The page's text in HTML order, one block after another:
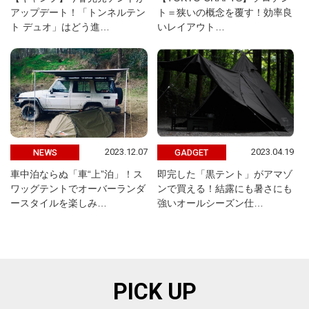
アップデート！「トンネルテン
ト デュオ」はどう進…
ト＝狭いの概念を覆す！効率良
いレイアウト…
NEWS 2023.12.07
車中泊ならぬ「車“上”泊」！ス
ワッグテントでオーバーランダ
ースタイルを楽しみ…
GADGET 2023.04.19
即完した「黒テント」がアマゾ
ンで買える！結露にも暑さにも
強いオールシーズン仕…
PICK UP